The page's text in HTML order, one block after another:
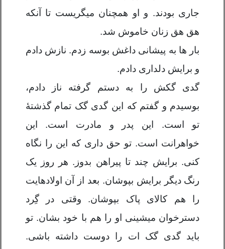
جاری بودند. و او همچنان میگریست تا
نکه
هق هق زنان خاموش شد.
بار ها به پیشانی داغش بوسه زدم. نازش دادم
و برایش دلداری دادم.
گدی گکش را به دستم گرفته ناز دادم،
بوسیدم و گفتم که این گدی گک تمام گذشتۀ
تو است. این پدر و مادرت است. این
خواهرانت است. تو حق داری که این را نگاه
کنی. برایش چند تا پیراهن بدوز. هر روز یک
رنگ دیگر برایش بپوشان. بعد از آن اولادهایت
را هم کالای پاک بپوشان. وقتی در گِرد
دسترخوان میشینی او را هم با خود بشان. تو
باید گدی گک ات را دوست داشته باشی.